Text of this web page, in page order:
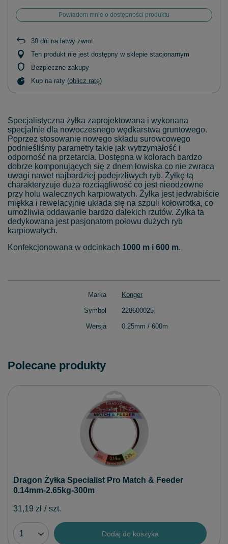
Powiadom mnie o dostępności produktu
30 dni na łatwy zwrot
Ten produkt nie jest dostępny w sklepie stacjonarnym
Bezpieczne zakupy
Kup na raty (oblicz ratę)
Specjalistyczna żyłka zaprojektowana i wykonana
specjalnie dla nowoczesnego wędkarstwa gruntowego.
Poprzez stosowanie nowego składu surowcowego
podnieśliśmy parametry takie jak wytrzymałość i
odporność na przetarcia. Dostępna w kolorach bardzo
dobrze komponujących się z dnem łowiska co nie zwraca
uwagi nawet najbardziej podejrzliwych ryb. Żyłkę tą
charakteryzuje duża rozciągliwość co jest nieodzowne
przy holu walecznych karpiowatych. Żyłka jest jedwabiście
miękka i rewelacyjnie układa się na szpuli kołowrotka, co
umożliwia oddawanie bardzo dalekich rzutów. Żyłka ta
dedykowana jest pasjonatom połowu dużych ryb
karpiowatych.
Konfekcjonowana w odcinkach 1000 m i 600 m.
Marka Konger
Symbol 228600025
Wersja 0.25mm / 600m
Polecane produkty
Dragon Żyłka Specialist Pro Match & Feeder
0.14mm-2.65kg-300m
31,19 zł / szt.
Dodaj do koszyka